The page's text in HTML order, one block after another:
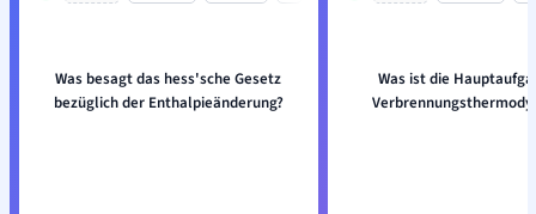
Was besagt das hess'sche Gesetz
bezüglich der Enthalpieänderung?
Was ist die